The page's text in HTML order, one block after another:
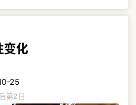
变化
25
第2日